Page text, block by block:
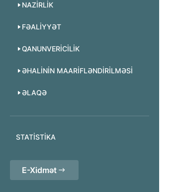
NAZIRLIK
FƏALIYYƏT
QANUNVERICILIK
ƏHALININ MAARIFLƏNDIRILMƏSI
ƏLAQƏ
STATISTIKA
E-Xidmət